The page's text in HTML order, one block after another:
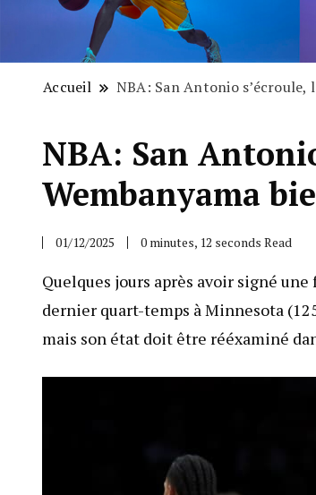
Accueil NBA: San Antonio s’écroule,
NBA: San
Wembanyama
01/12/2025 0 minutes, 12 seconds Read
Quelques jours après avoir signé
dernier quart-temps à Minnesota
mais son état doit être rééxaminé